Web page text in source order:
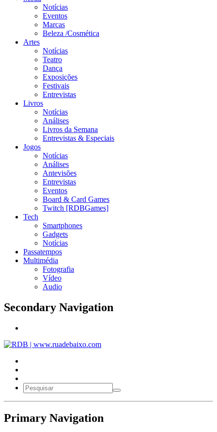
Notícias
Eventos
Marcas
Beleza /Cosmética
Artes
Notícias
Teatro
Dança
Exposições
Festivais
Entrevistas
Livros
Notícias
Análises
Livros da Semana
Entrevistas & Especiais
Jogos
Notícias
Análises
Antevisões
Entrevistas
Eventos
Board & Card Games
Twitch [RDBGames]
Tech
Smartphones
Gadgets
Notícias
Passatempos
Multimédia
Fotografia
Vídeo
Audio
Secondary Navigation
Primary Navigation